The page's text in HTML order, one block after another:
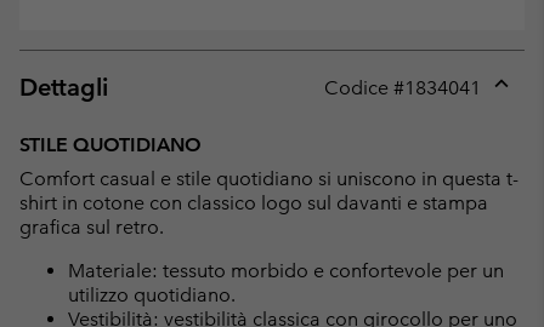
Dettagli Codice #1834041
STILE QUOTIDIANO
Comfort casual e stile quotidiano si uniscono in questa t-
shirt in cotone con classico logo sul davanti e stampa
grafica sul retro.
Materiale: tessuto morbido e confortevole per un
utilizzo quotidiano.
Vestibilità: vestibilità classica con girocollo per uno